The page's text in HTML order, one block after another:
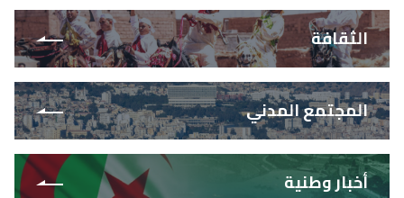
الثقافة
المجتمع المدني
أخبار وطنية